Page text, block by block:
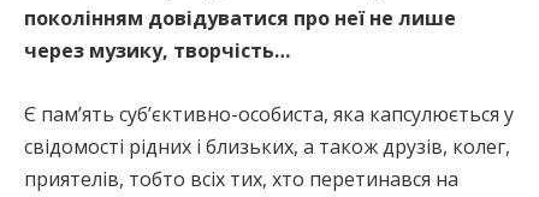
поколінням довідуватися про неї не лише
через музику, творчість…
Є пам’ять суб’єктивно-особиста, яка капсулюється у
свідомості рідних і близьких, а також друзів, колег,
приятелів, тобто всіх тих, хто перетинався на